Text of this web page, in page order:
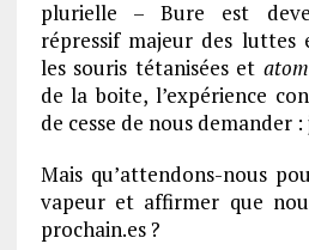
plurielle – Bure est
répressif majeur des luttes
les souris tétanisées et
de la boite, l’expérience
de cesse de nous demander
Mais qu’attendons-nous
vapeur et affirmer que
prochain.es ?